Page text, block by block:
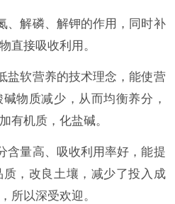
、解磷、解钾的作用，同时补
直接吸收利用。
盐软营养的技术理念，能使营
物质减少，从而均衡养分，
有机质，化盐碱。
含量高、吸收利用率好，能提
，改良土壤，减少了投入成
所以深受欢迎。